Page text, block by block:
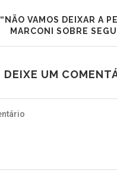
“NÃO VAMOS DEIXAR A
MARCONI SOBRE
DEIXE UM